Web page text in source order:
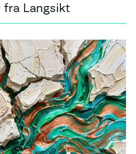
fra Langsikt